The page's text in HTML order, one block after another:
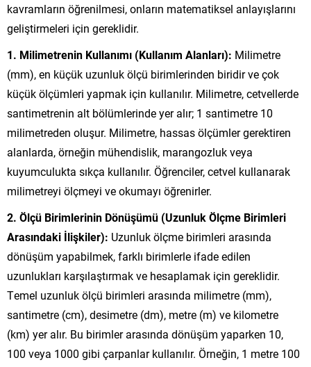
kavramların öğrenilmesi, onların matematiksel anlayışlarını
geliştirmeleri için gereklidir.
1. Milimetrenin Kullanımı (Kullanım Alanları): Milimetre
(mm), en küçük uzunluk ölçü birimlerinden biridir ve çok
küçük ölçümleri yapmak için kullanılır. Milimetre, cetvellerde
santimetrenin alt bölümlerinde yer alır; 1 santimetre 10
milimetreden oluşur. Milimetre, hassas ölçümler gerektiren
alanlarda, örneğin mühendislik, marangozluk veya
kuyumculukta sıkça kullanılır. Öğrenciler, cetvel kullanarak
milimetreyi ölçmeyi ve okumayı öğrenirler.
2. Ölçü Birimlerinin Dönüşümü (Uzunluk Ölçme Birimleri
Arasındaki İlişkiler): Uzunluk ölçme birimleri arasında
dönüşüm yapabilmek, farklı birimlerle ifade edilen
uzunlukları karşılaştırmak ve hesaplamak için gereklidir.
Temel uzunluk ölçü birimleri arasında milimetre (mm),
santimetre (cm), desimetre (dm), metre (m) ve kilometre
(km) yer alır. Bu birimler arasında dönüşüm yaparken 10,
100 veya 1000 gibi çarpanlar kullanılır. Örneğin, 1 metre 100